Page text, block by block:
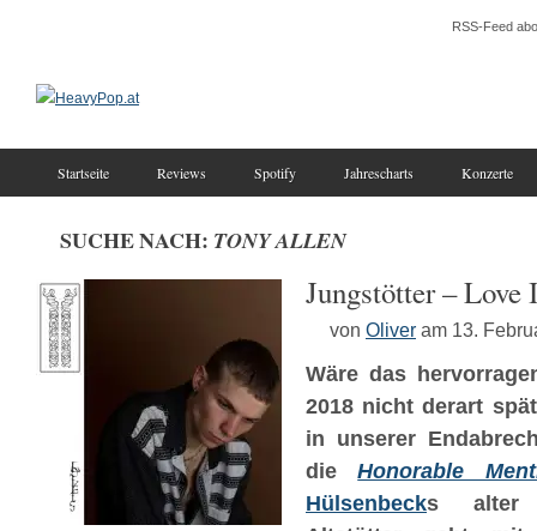
RSS-Feed
Startseite Reviews Spotify Jahrescharts Konzerte
SUCHE NACH: TONY ALLEN
Jungstötter – Love
von Oliver am 13.
Wäre das
2018 nicht derart
in unserer
dieHonorable
Hülsenbecks alter